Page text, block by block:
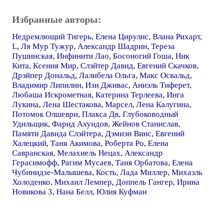
Избранные авторы:
Недремлющий Тигерь, Елена Цирулис, Влана Рихарт,
L, Ля Мур Тужур, Александр Шадрин, Тереза
Пушинская, Инфинити Лао, Босоногий Гоша, Ник
Кита, Ксения Мир, Слэйтер Давид, Евгений Скачков,
Дрэйпер Дональд, Лалибела Ольга, Макс Освальд,
Владимир Липилин, Изи Дживас, Аниэль Тиферет,
Любаша Искрометная, Катерина Терлеева, Инга
Лукина, Лена Шестакова, Марсел, Лена Калугина,
Потомок Олшеври, Плакса Дв, Глубоководный
Удильщик, Фарид Ахундов, Жейнов Станислав,
Памяти Давида Слэйтера, Дэмиэн Винс, Евгений
Халецкий, Таня Акимова, Роберта Ро, Елена
Савранская, Мелахиель Нецах, Александр
Герасимофф, Рагим Мусаев, Таня Орбатова, Елена
Чубинидзе-Малышева, Кость, Лада Миллер, Михаэль
Холоденко, Михаил Лемпер, Доппель Гангер, Ирина
Новикова 3, Нана Белл, Юлия Куфман